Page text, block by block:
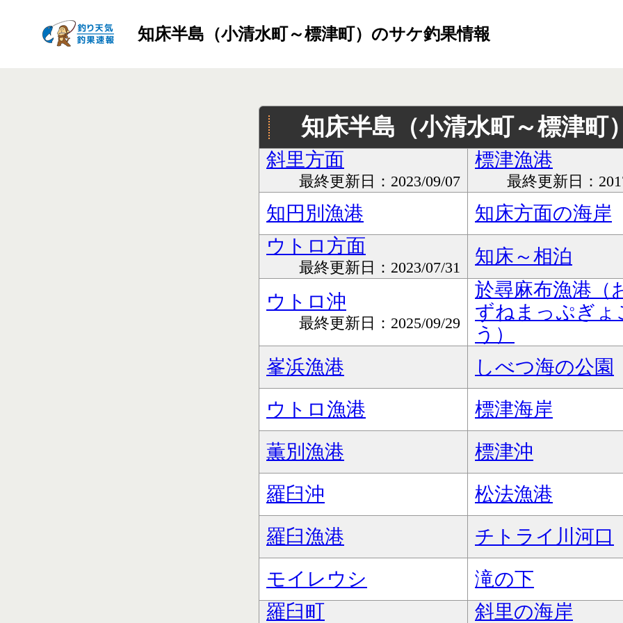
知床半島（小清水町～標津町）のサケ釣果情報
知床半島（小清水町～標津町
斜里方面
最終更新日：2023/09/07
標津漁港
最終更新日：
知円別漁港
知床方面の海岸
ウトロ方面
最終更新日：2023/07/31
知床～相泊
ウトロ沖
最終更新日：2025/09/29
於尋麻布漁港（
ずねまっぷぎょ
う）
峯浜漁港
しべつ海の公園
ウトロ漁港
標津海岸
薫別漁港
標津沖
羅臼沖
松法漁港
羅臼漁港
チトライ川河口
モイレウシ
滝の下
羅臼町
斜里の海岸